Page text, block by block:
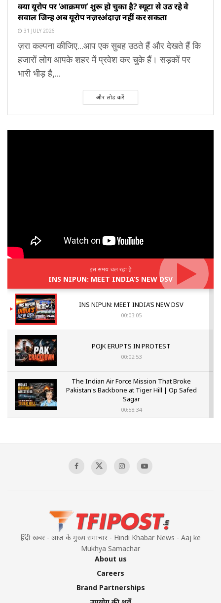
क्या यूरोप पर ‘आक्रमण’ शुरू हो चुका है? स्यूटा से उठ रहे वे
सवाल जिन्हें अब यूरोप नज़रअंदाज़ नहीं कर सकता
31 JULY 2026
ज़रा कल्पना कीजिए...आप एक सुबह उठते हैं और देखते हैं कि
हजारों लोग आपके शहर में प्रवेश कर चुके हैं। सड़कों पर
भारी भीड़ है,...
और लोड करें
इस समय चल रहा है
INS NIPUN: MEET INDIA’S NEW DSV
INS NIPUN: MEET INDIA’S NEW DSV
00:03:05
POJK ERUPTS IN PROTEST
00:02:53
The Indian Air Force Mission That Broke
Pakistan's Backbone at Tiger Hill | Op Safed
Sagar
00:58:34
हिंदी खबर - आज के मुख्य समाचार - Hindi Khabar News - Aaj ke
Mukhya Samachar
About us
Careers
Brand Partnerships